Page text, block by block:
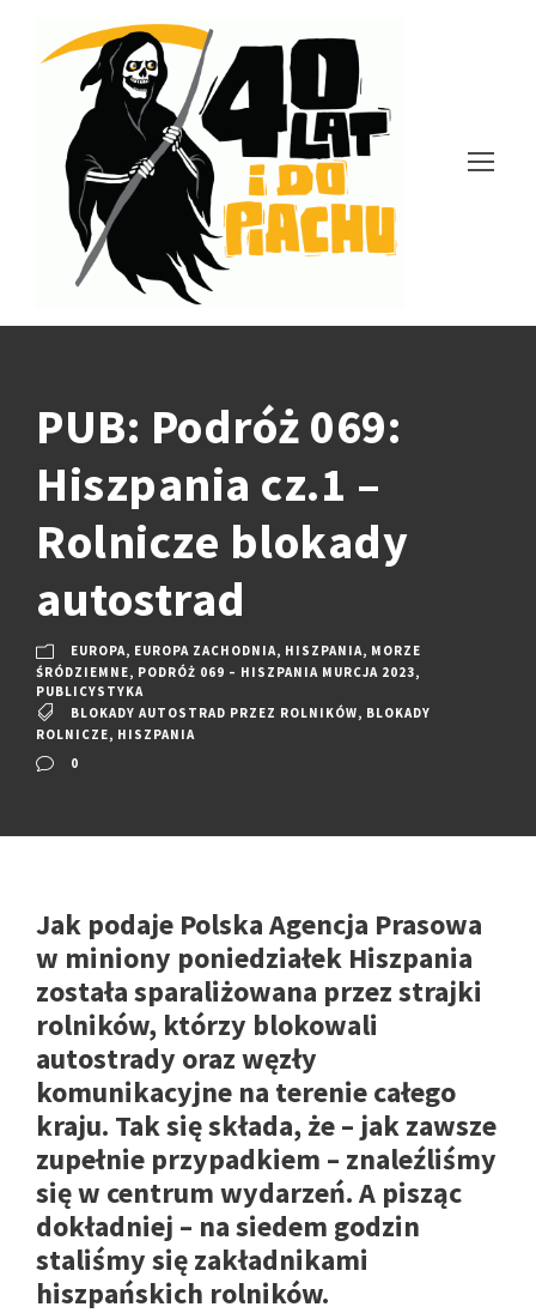
PUB: Podróż 069:
Hiszpania cz.1 –
Rolnicze blokady
autostrad
EUROPA, EUROPA ZACHODNIA, HISZPANIA, MORZE
ŚRÓDZIEMNE, PODRÓŻ 069 – HISZPANIA MURCJA 2023,
PUBLICYSTYKA
BLOKADY AUTOSTRAD PRZEZ ROLNIKÓW, BLOKADY
ROLNICZE, HISZPANIA
0
Jak podaje Polska Agencja Prasowa
w miniony poniedziałek Hiszpania
została sparaliżowana przez strajki
rolników, którzy blokowali
autostrady oraz węzły
komunikacyjne na terenie całego
kraju. Tak się składa, że – jak zawsze
zupełnie przypadkiem – znaleźliśmy
się w centrum wydarzeń. A pisząc
dokładniej – na siedem godzin
staliśmy się zakładnikami
hiszpańskich rolników.